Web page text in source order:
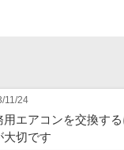
11/24
用エアコンを交換す
大切です